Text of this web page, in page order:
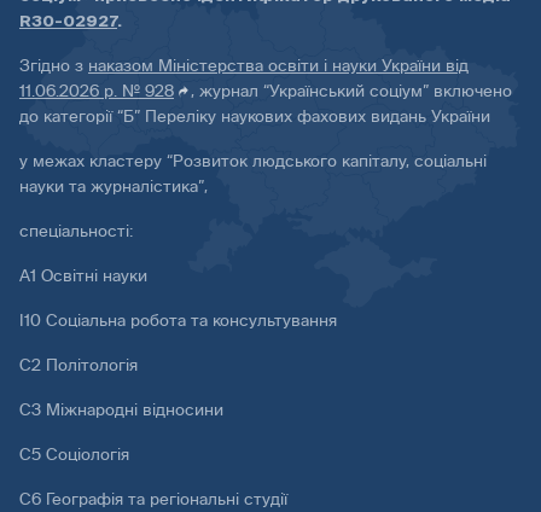
R30-02927.
Згідно з наказом Міністерства освіти і науки України від
11.06.2026 р. № 928
, журнал “Український соціум” включено
до категорії “Б” Переліку наукових фахових видань України
у межах кластеру “Розвиток людського капіталу, соціальні
науки та журналістика”,
спеціальності:
А1 Освітні науки
І10 Соціальна робота та консультування
С2 Політологія
С3 Міжнародні відносини
С5 Соціологія
С6 Географія та регіональні студії